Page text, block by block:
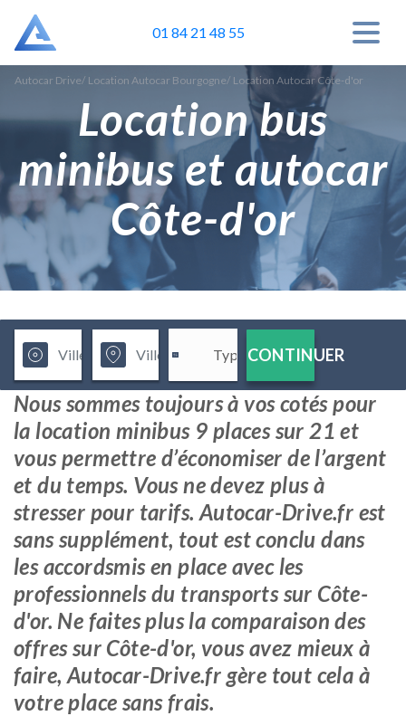
01 84 21 48 55
Autocar Drive/ Location Autocar Bourgogne/ Location Autocar Côte-d'or
Location bus
minibus et autocar
Côte-d'or
CONTINUER
Nous sommes toujours à vos cotés pour
la location minibus 9 places sur 21 et
vous permettre d’économiser de l’argent
et du temps. Vous ne devez plus à
stresser pour tarifs. Autocar-Drive.fr est
sans supplément, tout est conclu dans
les accordsmis en place avec les
professionnels du transports sur Côte-
d'or. Ne faites plus la comparaison des
offres sur Côte-d'or, vous avez mieux à
faire, Autocar-Drive.fr gère tout cela à
votre place sans frais.